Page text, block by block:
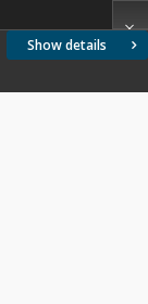
Show details